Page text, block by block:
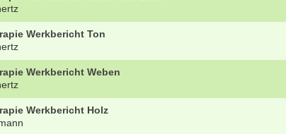
Werkbericht Ton
Werkbericht Weben
Werkbericht Holz